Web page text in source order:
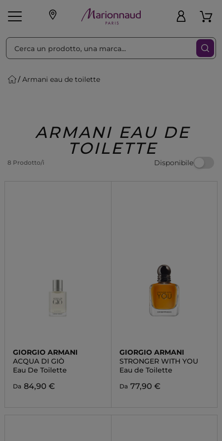
Make-up Profumi
Regalo
Armani eau de toilette
ARMANI EAU DE
TOILETTE
8 Prodotto/i Disponibile
Ordina per Filtra
GIORGIO ARMANI
ACQUA DI GIÒ
Eau De Toilette
Da 84,90 €
GIORGIO ARMANI
STRONGER WITH YOU
Eau de Toilette
Da 77,90 €